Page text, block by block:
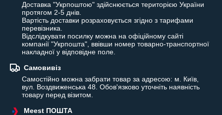
Доставка "Укрпоштою" здійснюється територією України
протягом 2-5 днів.
Вартість доставки розраховується згідно з тарифами
перевізника.
Відслідкувати посилку можна на офіційному сайті
компанії "Укрпошта", ввівши номер товарно-транспортної
накладної у відповідне поле.
Самовивіз
Самостійно можна забрати товар за адресою: м. Київ,
вул. Воздвиженська 48. Обов'язково уточніть наявність
товару перед візитом.
Meest ПОШТА